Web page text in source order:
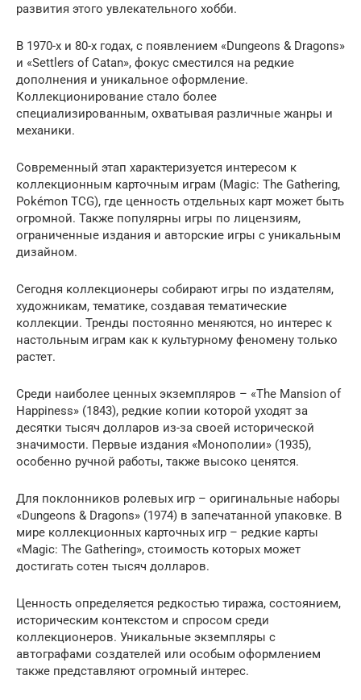
развития этого увлекательного хобби.
В 1970-х и 80-х годах, с появлением «Dungeons & Dragons»
и «Settlers of Catan», фокус сместился на редкие
дополнения и уникальное оформление.
Коллекционирование стало более
специализированным, охватывая различные жанры и
механики.
Современный этап характеризуется интересом к
коллекционным карточным играм (Magic: The Gathering,
Pokémon TCG), где ценность отдельных карт может быть
огромной. Также популярны игры по лицензиям,
ограниченные издания и авторские игры с уникальным
дизайном.
Сегодня коллекционеры собирают игры по издателям,
художникам, тематике, создавая тематические
коллекции. Тренды постоянно меняются, но интерес к
настольным играм как к культурному феномену только
растет.
Среди наиболее ценных экземпляров – «The Mansion of
Happiness» (1843), редкие копии которой уходят за
десятки тысяч долларов из-за своей исторической
значимости. Первые издания «Монополии» (1935),
особенно ручной работы, также высоко ценятся.
Для поклонников ролевых игр – оригинальные наборы
«Dungeons & Dragons» (1974) в запечатанной упаковке. В
мире коллекционных карточных игр – редкие карты
«Magic: The Gathering», стоимость которых может
достигать сотен тысяч долларов.
Ценность определяется редкостью тиража, состоянием,
историческим контекстом и спросом среди
коллекционеров. Уникальные экземпляры с
автографами создателей или особым оформлением
также представляют огромный интерес.